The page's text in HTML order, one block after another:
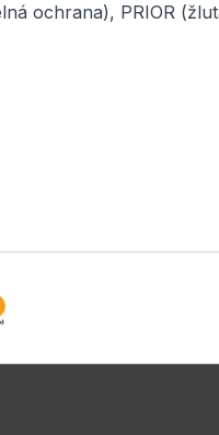
ochrana), PRIOR